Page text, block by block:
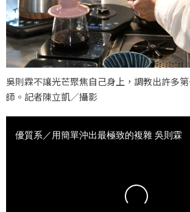
吳則霖不讓光芒聚焦自己身上，調教出許多
師。記者陳立凱／攝影